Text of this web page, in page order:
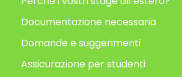
Documentazione necessaria
Domande e suggerimenti
Assicurazione per studenti